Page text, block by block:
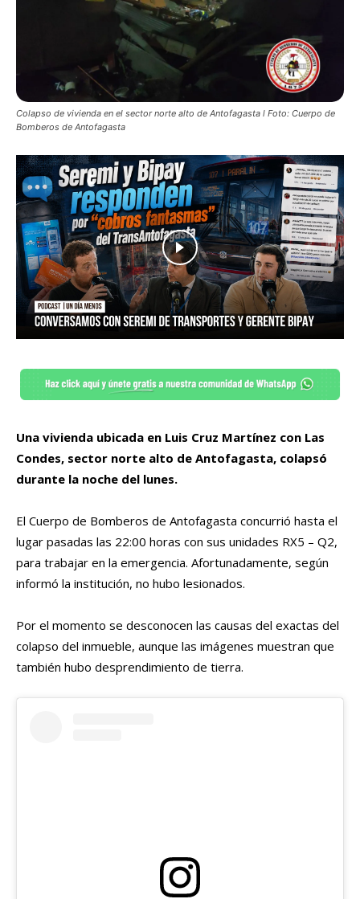
Colapso de vivienda en el sector norte alto de Antofagasta l Foto: Cuerpo de
Bomberos de Antofagasta
Una vivienda ubicada en Luis Cruz Martínez con Las
Condes, sector norte alto de Antofagasta, colapsó
durante la noche del lunes.
El Cuerpo de Bomberos de Antofagasta concurrió hasta el
lugar pasadas las 22:00 horas con sus unidades RX5 – Q2,
para trabajar en la emergencia. Afortunadamente, según
informó la institución, no hubo lesionados.
Por el momento se desconocen las causas del exactas del
colapso del inmueble, aunque las imágenes muestran que
también hubo desprendimiento de tierra.